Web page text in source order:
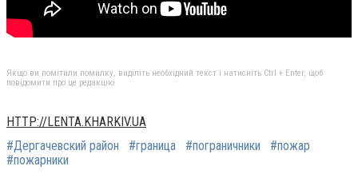
Якщо ви помітили помилку, виділіть необхідний текст і натисніть Ctrl + Enter, щоб
повідомити про це редакцію
HTTP://LENTA.KHARKIV.UA
#Дергачевский район
#граница #пограничники
#пожар
#пожарники